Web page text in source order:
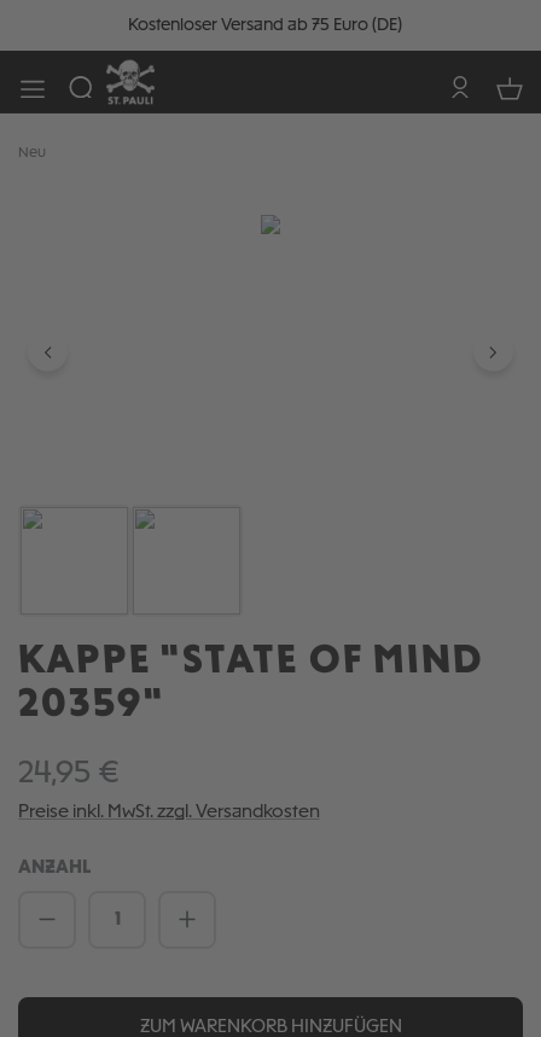
Kostenloser Versand ab 75 Euro (DE)
Neu
KAPPE "STATE OF MIND
20359"
24,95 €
Preise inkl. MwSt. zzgl. Versandkosten
ANZAHL
Produkt Anzahl: Gib den gewünschten
ZUM WARENKORB HINZUFÜGEN